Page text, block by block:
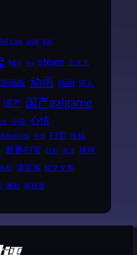
Live avg gal
key live steam 三次元
剧场版 动画 动画 同人
国产 国产galgame
充 小说 心情
然有问题 手游 扫雷 投稿
新番扫雷 日剧 杂文 棒球
影 读后感 轻之文库
魔都 麻枝准